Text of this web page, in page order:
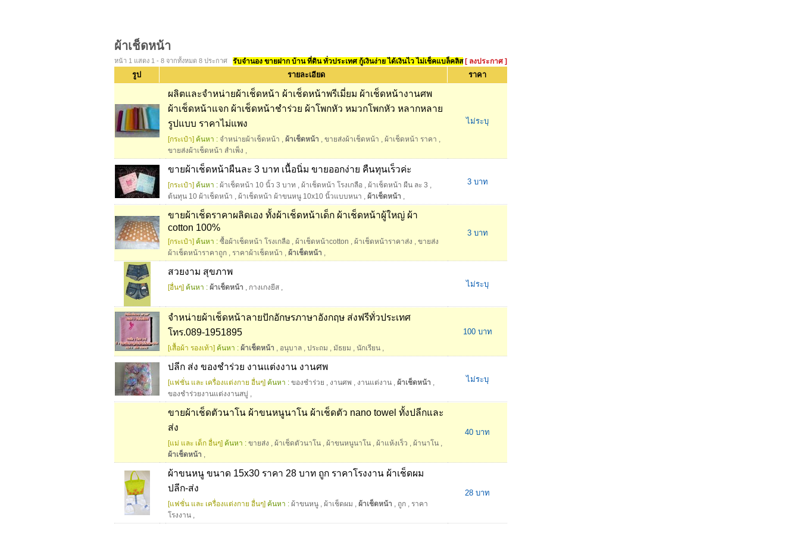
ผ้าเช็ดหน้า
หน้า 1 แสดง 1 - 8 จากทั้งหมด 8 ประกาศ รับจำนอง ขายฝาก บ้าน ที่ดิน ทั่วประเทศ กู้เงินง่าย ได้เงินไว ไม่เช็คแบล็คลิส [ ลงประกาศ ]
รูป รายละเอียด ราคา
ผลิตและจำหน่ายผ้าเช็ดหน้า ผ้าเช็ดหน้าพรีเมี่ยม ผ้าเช็ดหน้างานศพ
ผ้าเช็ดหน้าแจก ผ้าเช็ดหน้าชำร่วย ผ้าโพกหัว หมวกโพกหัว หลากหลาย
รูปแบบ ราคาไม่แพง
[กระเป๋า] ค้นหา : จำหน่ายผ้าเช็ดหน้า , ผ้าเช็ดหน้า , ขายส่งผ้าเช็ดหน้า , ผ้าเช็ดหน้า ราคา ,
ขายส่งผ้าเช็ดหน้า สําเพ็ง ,
ไม่ระบุ
ขายผ้าเช็ดหน้าผืนละ 3 บาท เนื้อนิ่ม ขายออกง่าย คืนทุนเร็วค่ะ
[กระเป๋า] ค้นหา : ผ้าเช็ดหน้า 10 นิ้ว 3 บาท , ผ้าเช็ดหน้า โรงเกลือ , ผ้าเช็ดหน้า ผืน ละ 3 ,
ต้นทุน 10 ผ้าเช็ดหน้า , ผ้าเช็ดหน้า ผ้าขนหนู 10x10 นิ้วแบบหนา , ผ้าเช็ดหน้า ,
3 บาท
ขายผ้าเช็ดราคาผลิดเอง ทั้งผ้าเช็ดหน้าเด็ก ผ้าเช็ดหน้าผู้ใหญ่ ผ้า
cotton 100%
[กระเป๋า] ค้นหา : ซื้อผ้าเช็ดหน้า โรงเกลือ , ผ้าเช็ดหน้าcotton , ผ้าเช็ดหน้าราคาส่ง , ขายส่ง
ผ้าเช็ดหน้าราคาถูก , ราคาผ้าเช็ดหน้า , ผ้าเช็ดหน้า ,
3 บาท
สวยงาม สุขภาพ
[อื่นๆ] ค้นหา : ผ้าเช็ดหน้า , กางเกงยีส , ไม่ระบุ
จำหน่ายผ้าเช็ดหน้าลายปักอักษรภาษาอังกฤษ ส่งฟรีทั่วประเทศ
โทร.089-1951895
[เสื้อผ้า รองเท้า] ค้นหา : ผ้าเช็ดหน้า , อนุบาล , ประถม , มัธยม , นักเรียน ,
100 บาท
ปลีก ส่ง ของชำร่วย งานแต่งงาน งานศพ
[แฟชั่น และ เครื่องแต่งกาย อื่นๆ] ค้นหา : ของชำร่วย , งานศพ , งานแต่งาน , ผ้าเช็ดหน้า ,
ของชำร่วยงานแต่งงานสบู่ ,
ไม่ระบุ
ขายผ้าเช็ดตัวนาโน ผ้าขนหนูนาโน ผ้าเช็ดตัว nano towel ทั้งปลีกและ
ส่ง
[แม่ และ เด็ก อื่นๆ] ค้นหา : ขายส่ง , ผ้าเช็ดตัวนาโน , ผ้าขนหนูนาโน , ผ้าแห้งเร็ว , ผ้านาโน ,
ผ้าเช็ดหน้า ,
40 บาท
ผ้าขนหนู ขนาด 15x30 ราคา 28 บาท ถูก ราคาโรงงาน ผ้าเช็ดผม
ปลีก-ส่ง
[แฟชั่น และ เครื่องแต่งกาย อื่นๆ] ค้นหา : ผ้าขนหนู , ผ้าเช็ดผม , ผ้าเช็ดหน้า , ถูก , ราคา
โรงงาน ,
28 บาท